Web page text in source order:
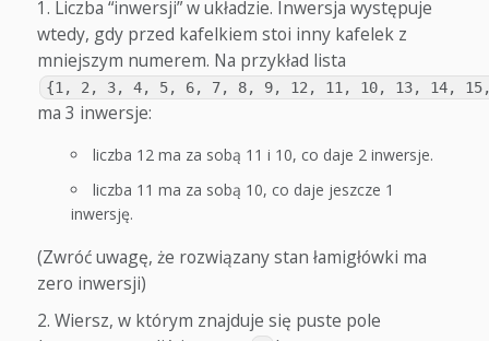
Liczba “inwersji” w układzie. Inwersja występuje
wtedy, gdy przed kafelkiem stoi inny kafelek z
mniejszym numerem. Na przykład lista
{1, 2, 3, 4, 5, 6, 7, 8, 9, 12, 11, 10, 13, 14,
ma 3 inwersje:
liczba 12 ma za sobą 11 i 10, co daje 2 inwersje.
liczba 11 ma za sobą 10, co daje jeszcze 1
inwersję.
(Zwróć uwagę, że rozwiązany stan łamigłówki ma
zero inwersji)
Wiersz, w którym znajduje się puste pole